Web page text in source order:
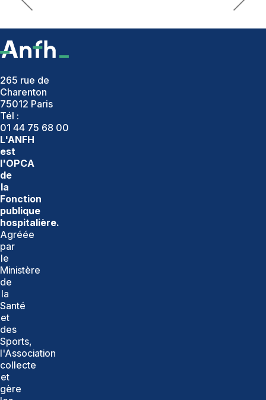
265 rue de
Charenton
75012 Paris
Tél :
01 44 75 68 00
L'ANFH
est
l'OPCA
de
la
Fonction
publique
hospitalière.
Agréée
par
le
Ministère
de
la
Santé
et
des
Sports,
l'Association
collecte
et
gère